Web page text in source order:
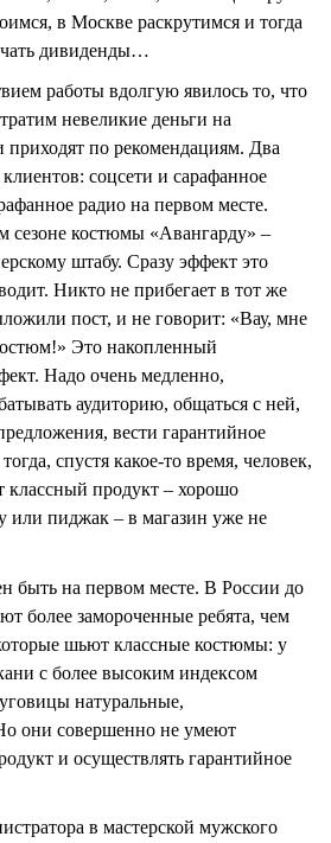
в Москве раскрутимся и тогда
дивиденды…
работы вдолгую явилось то, что
невеликие деньги на
приходят по рекомендациям. Два
соцсети и сарафанное
радио на первом месте.
костюмы «Авангарду» –
штабу. Сразу эффект это
Никто не прибегает в тот же
пост, и не говорит: «Вау, мне
Это накопленный
Надо очень медленно,
аудиторию, общаться с ней,
вести гарантийное
спустя какое-то время, человек,
классный продукт – хорошо
или пиджак – в магазин уже не
быть на первом месте. В России до
более замороченные ребята, чем
шьют классные костюмы: у
с более высоким индексом
натуральные,
они совершенно не умеют
и осуществлять гарантийное
в мастерской мужского